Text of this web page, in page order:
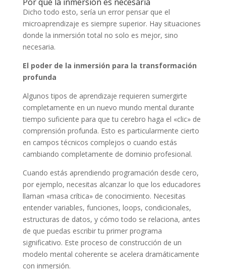
Dicho todo esto, sería un error pensar que el
microaprendizaje es siempre superior. Hay situaciones
donde la inmersión total no solo es mejor, sino
necesaria.
El poder de la inmersión para la transformación
profunda
Algunos tipos de aprendizaje requieren sumergirte
completamente en un nuevo mundo mental durante
tiempo suficiente para que tu cerebro haga el «clic» de
comprensión profunda. Esto es particularmente cierto
en campos técnicos complejos o cuando estás
cambiando completamente de dominio profesional.
Cuando estás aprendiendo programación desde cero,
por ejemplo, necesitas alcanzar lo que los educadores
llaman «masa crítica» de conocimiento. Necesitas
entender variables, funciones, loops, condicionales,
estructuras de datos, y cómo todo se relaciona, antes
de que puedas escribir tu primer programa
significativo. Este proceso de construcción de un
modelo mental coherente se acelera dramáticamente
con inmersión.